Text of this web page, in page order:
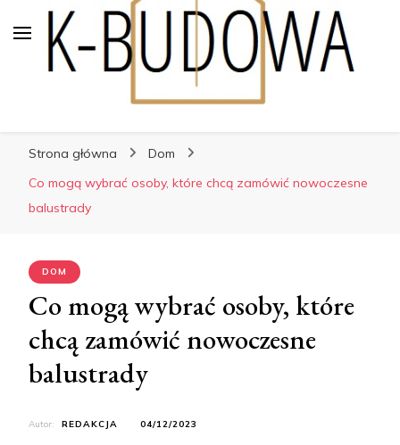
Strona główna
Dom
Co mogą wybrać osoby, które chcą zamówić nowoczesne
balustrady
DOM
Co mogą wybrać osoby, które
chcą zamówić nowoczesne
balustrady
Autor: REDAKCJA 04/12/2023